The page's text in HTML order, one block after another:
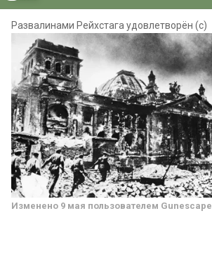
Развалинами Рейхстага удовлетворëн (с)
Изменено 9 мая пользователем Gunescape